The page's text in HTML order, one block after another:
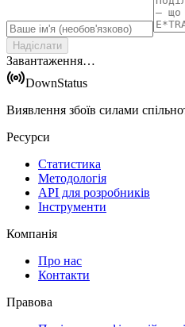
Надіслати
Завантаження…
DownStatus
Виявлення збоїв силами
Ресурси
Статистика
Методологія
API для розробників
Інструменти
Компанія
Про нас
Контакти
Правова